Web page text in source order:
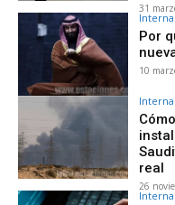
31
Por
10
real
26